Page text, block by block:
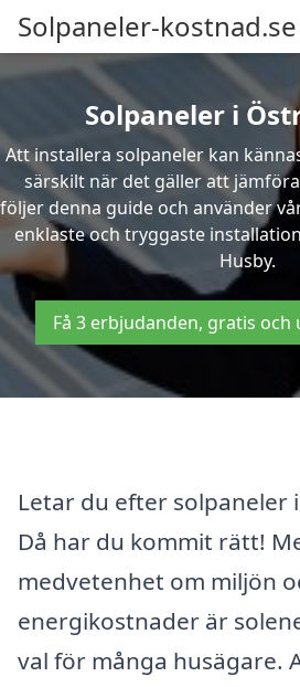
Solpaneler-kostnad.se
Solpaneler i
Att installera solpaneler kan
särskilt när det gäller att
följer denna guide och använder
enklaste och tryggaste
Husby.
Få 3 erbjudanden, gratis
Letar du efter solpaneler
Då har du kommit rätt!
medvetenhet om miljön
energikostnader är
val för många husägare.